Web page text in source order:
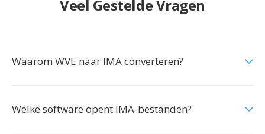
Veel Gestelde Vragen
Waarom WVE naar IMA converteren?
Welke software opent IMA-bestanden?